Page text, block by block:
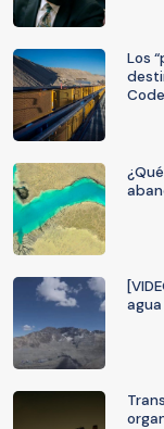
Los